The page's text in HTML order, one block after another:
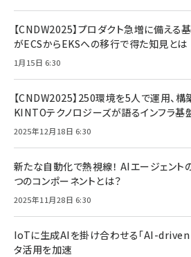
【CNDW2025】プロダクト急増に備える
がECSからEKSへの移行で得た知見とは
1月15日 6:30
【CNDW2025】250環境を5人で運用、
KINTOテクノロジーズが語るインフラ基
2025年12月18日 6:30
新たな自動化で熱視線！ AIエージェント
つのコンポーネントとは？
2025年11月28日 6:30
IoTに生成AIを掛け合わせる「AI-
タ活用を加速